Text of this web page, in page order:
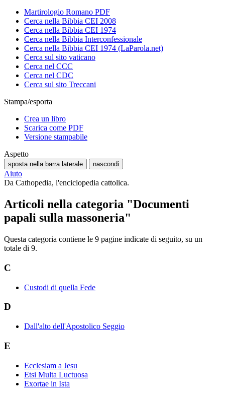
Martirologio Romano PDF
Cerca nella Bibbia CEI 2008
Cerca nella Bibbia CEI 1974
Cerca nella Bibbia Interconfessionale
Cerca nella Bibbia CEI 1974 (LaParola.net)
Cerca sul sito vaticano
Cerca nel CCC
Cerca nel CDC
Cerca sul sito Treccani
Stampa/esporta
Crea un libro
Scarica come PDF
Versione stampabile
Aspetto
sposta nella barra laterale nascondi
Aiuto
Da Cathopedia, l'enciclopedia cattolica.
Articoli nella categoria "Documenti
papali sulla massoneria"
Questa categoria contiene le 9 pagine indicate di seguito, su un
totale di 9.
C
Custodi di quella Fede
D
Dall'alto dell'Apostolico Seggio
E
Ecclesiam a Jesu
Etsi Multa Luctuosa
Exortae in Ista